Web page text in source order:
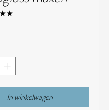
★ ★
In winkelwagen